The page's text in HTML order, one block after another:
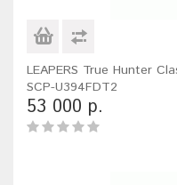
LEAPERS True Hunter
SCP-U394FDT2
53 000 р.